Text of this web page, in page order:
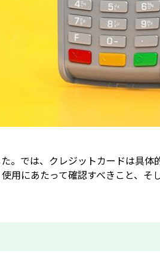
。では、クレジットカードは具
用にあたって確認すべきこと、そ